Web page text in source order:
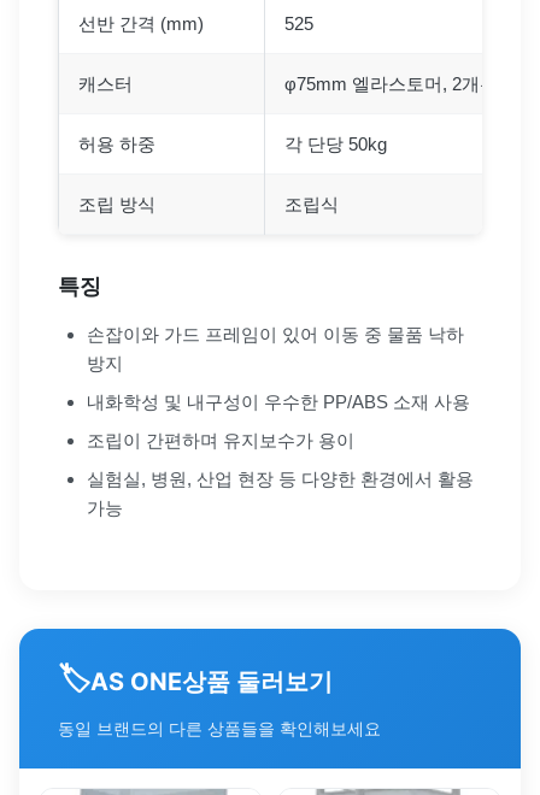
선반 간격 (mm) 525
캐스터 φ75mm 엘라스토머, 2개는 스
허용 하중 각 단당 50kg
조립 방식 조립식
특징
손잡이와 가드 프레임이 있어 이동 중 물품 낙하
방지
내화학성 및 내구성이 우수한 PP/ABS 소재 사용
조립이 간편하며 유지보수가 용이
실험실, 병원, 산업 현장 등 다양한 환경에서 활용
가능
🏷️AS ONE상품 둘러보기
동일 브랜드의 다른 상품들을 확인해보세요